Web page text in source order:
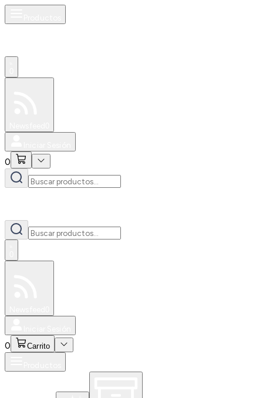
0
0 Carrito